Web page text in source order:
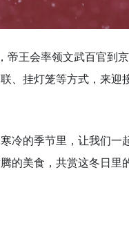
帝王会率领文武百官到
、挂灯笼等方式，来
冷的季节里，让我们
的美食，共赏这冬日